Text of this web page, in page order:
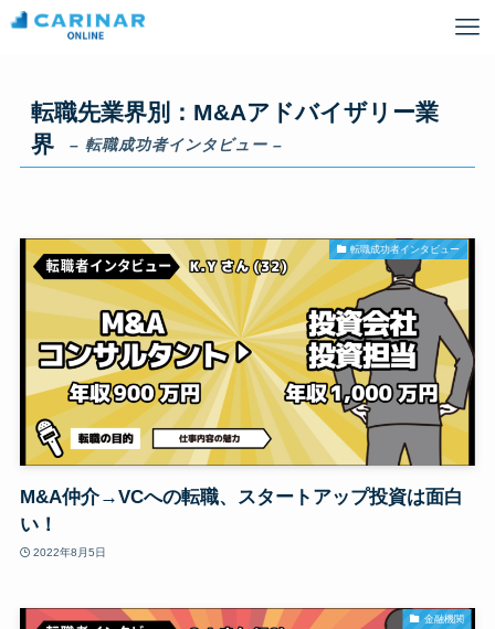
転職先業界別：M&Aアドバイザリー業
界
– 転職成功者インタビュー –
転職成功者インタビュー
M&A仲介→VCへの転職、スタートアップ投資は面白
い！
2022年8月5日
金融機関